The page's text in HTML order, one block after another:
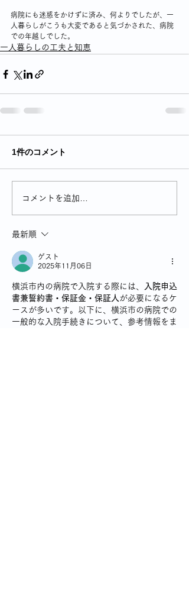
病院にも迷惑をかけずに済み、何よりでしたが、一
人暮らしがこうも大変であると気づかされた、病院
での年越しでした。
一人暮らしの工夫と知恵
1件のコメント
コメントを追加…
最新順
ゲスト
2025年11月06日
横浜市内の病院で入院する際には、
入院申込
書兼誓約書・保証金・保証人 が必要になるケ
ースが多いです。以下に、横浜市の病院での
一般的な入院手続きについて、参考情報をま